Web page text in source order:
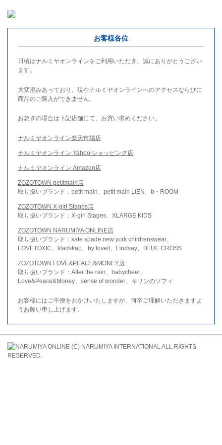
お客様各位
日頃はナルミヤオンラインをご利用いただき、誠にありがとうござい
ます。
大変混みあっており、現在ナルミヤオンラインへのアクセスならびに
商品のご購入ができません。
お急ぎの場合は下記店舗にて、お買い求めください。
ナルミヤオンライン楽天市場店
ナルミヤオンライン Yahoo!ショッピング店
ナルミヤオンライン Amazon店
ZOZOTOWN petitmain店
取り扱いブランド：petit main、petit main LIEN、b・ROOM
ZOZOTOWN X-girl Stages店
取り扱いブランド：X-girl Stages、XLARGE KIDS
ZOZOTOWN NARUMIYA ONLINE店
取り扱いブランド：kate spade new york childrenswear、
LOVETOXIC、kladskap、by loveit、Lindsay、BLUE CROSS
ZOZOTOWN LOVE&PEACE&MONEY店
取り扱いブランド：After the rain、babycheer、
Love&Peace&Money、sense of wonder、キリンのソフィ
お客様にはご不便をおかけいたしますが、何卒ご理解いただきますよ
うお願い申し上げます。